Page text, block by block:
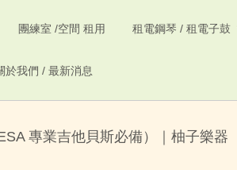
團練室 /空間 租用 租電鋼琴 / 租電子鼓
於我們 / 最新消息
專業吉他貝斯必備）｜柚子樂器